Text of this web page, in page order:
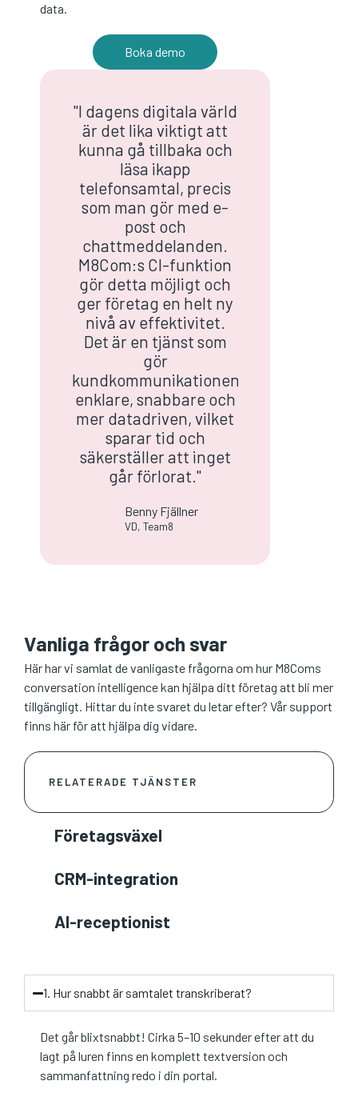
data.
Boka demo
"I dagens digitala värld
är det lika viktigt att
kunna gå tillbaka och
läsa ikapp
telefonsamtal, precis
som man gör med e-
post och
chattmeddelanden.
M8Com:s CI-funktion
gör detta möjligt och
ger företag en helt ny
nivå av effektivitet.
Det är en tjänst som
gör
kundkommunikationen
enklare, snabbare och
mer datadriven, vilket
sparar tid och
säkerställer att inget
går förlorat."
Benny Fjällner
VD, Team8
Vanliga frågor och svar
Här har vi samlat de vanligaste frågorna om hur M8Coms
conversation intelligence kan hjälpa ditt företag att bli mer
tillgängligt. Hittar du inte svaret du letar efter? Vår support
finns här för att hjälpa dig vidare.
RELATERADE TJÄNSTER
Företagsväxel
CRM-integration
AI-receptionist
1. Hur snabbt är samtalet transkriberat?
Det går blixtsnabbt! Cirka 5–10 sekunder efter att du
lagt på luren finns en komplett textversion och
sammanfattning redo i din portal.